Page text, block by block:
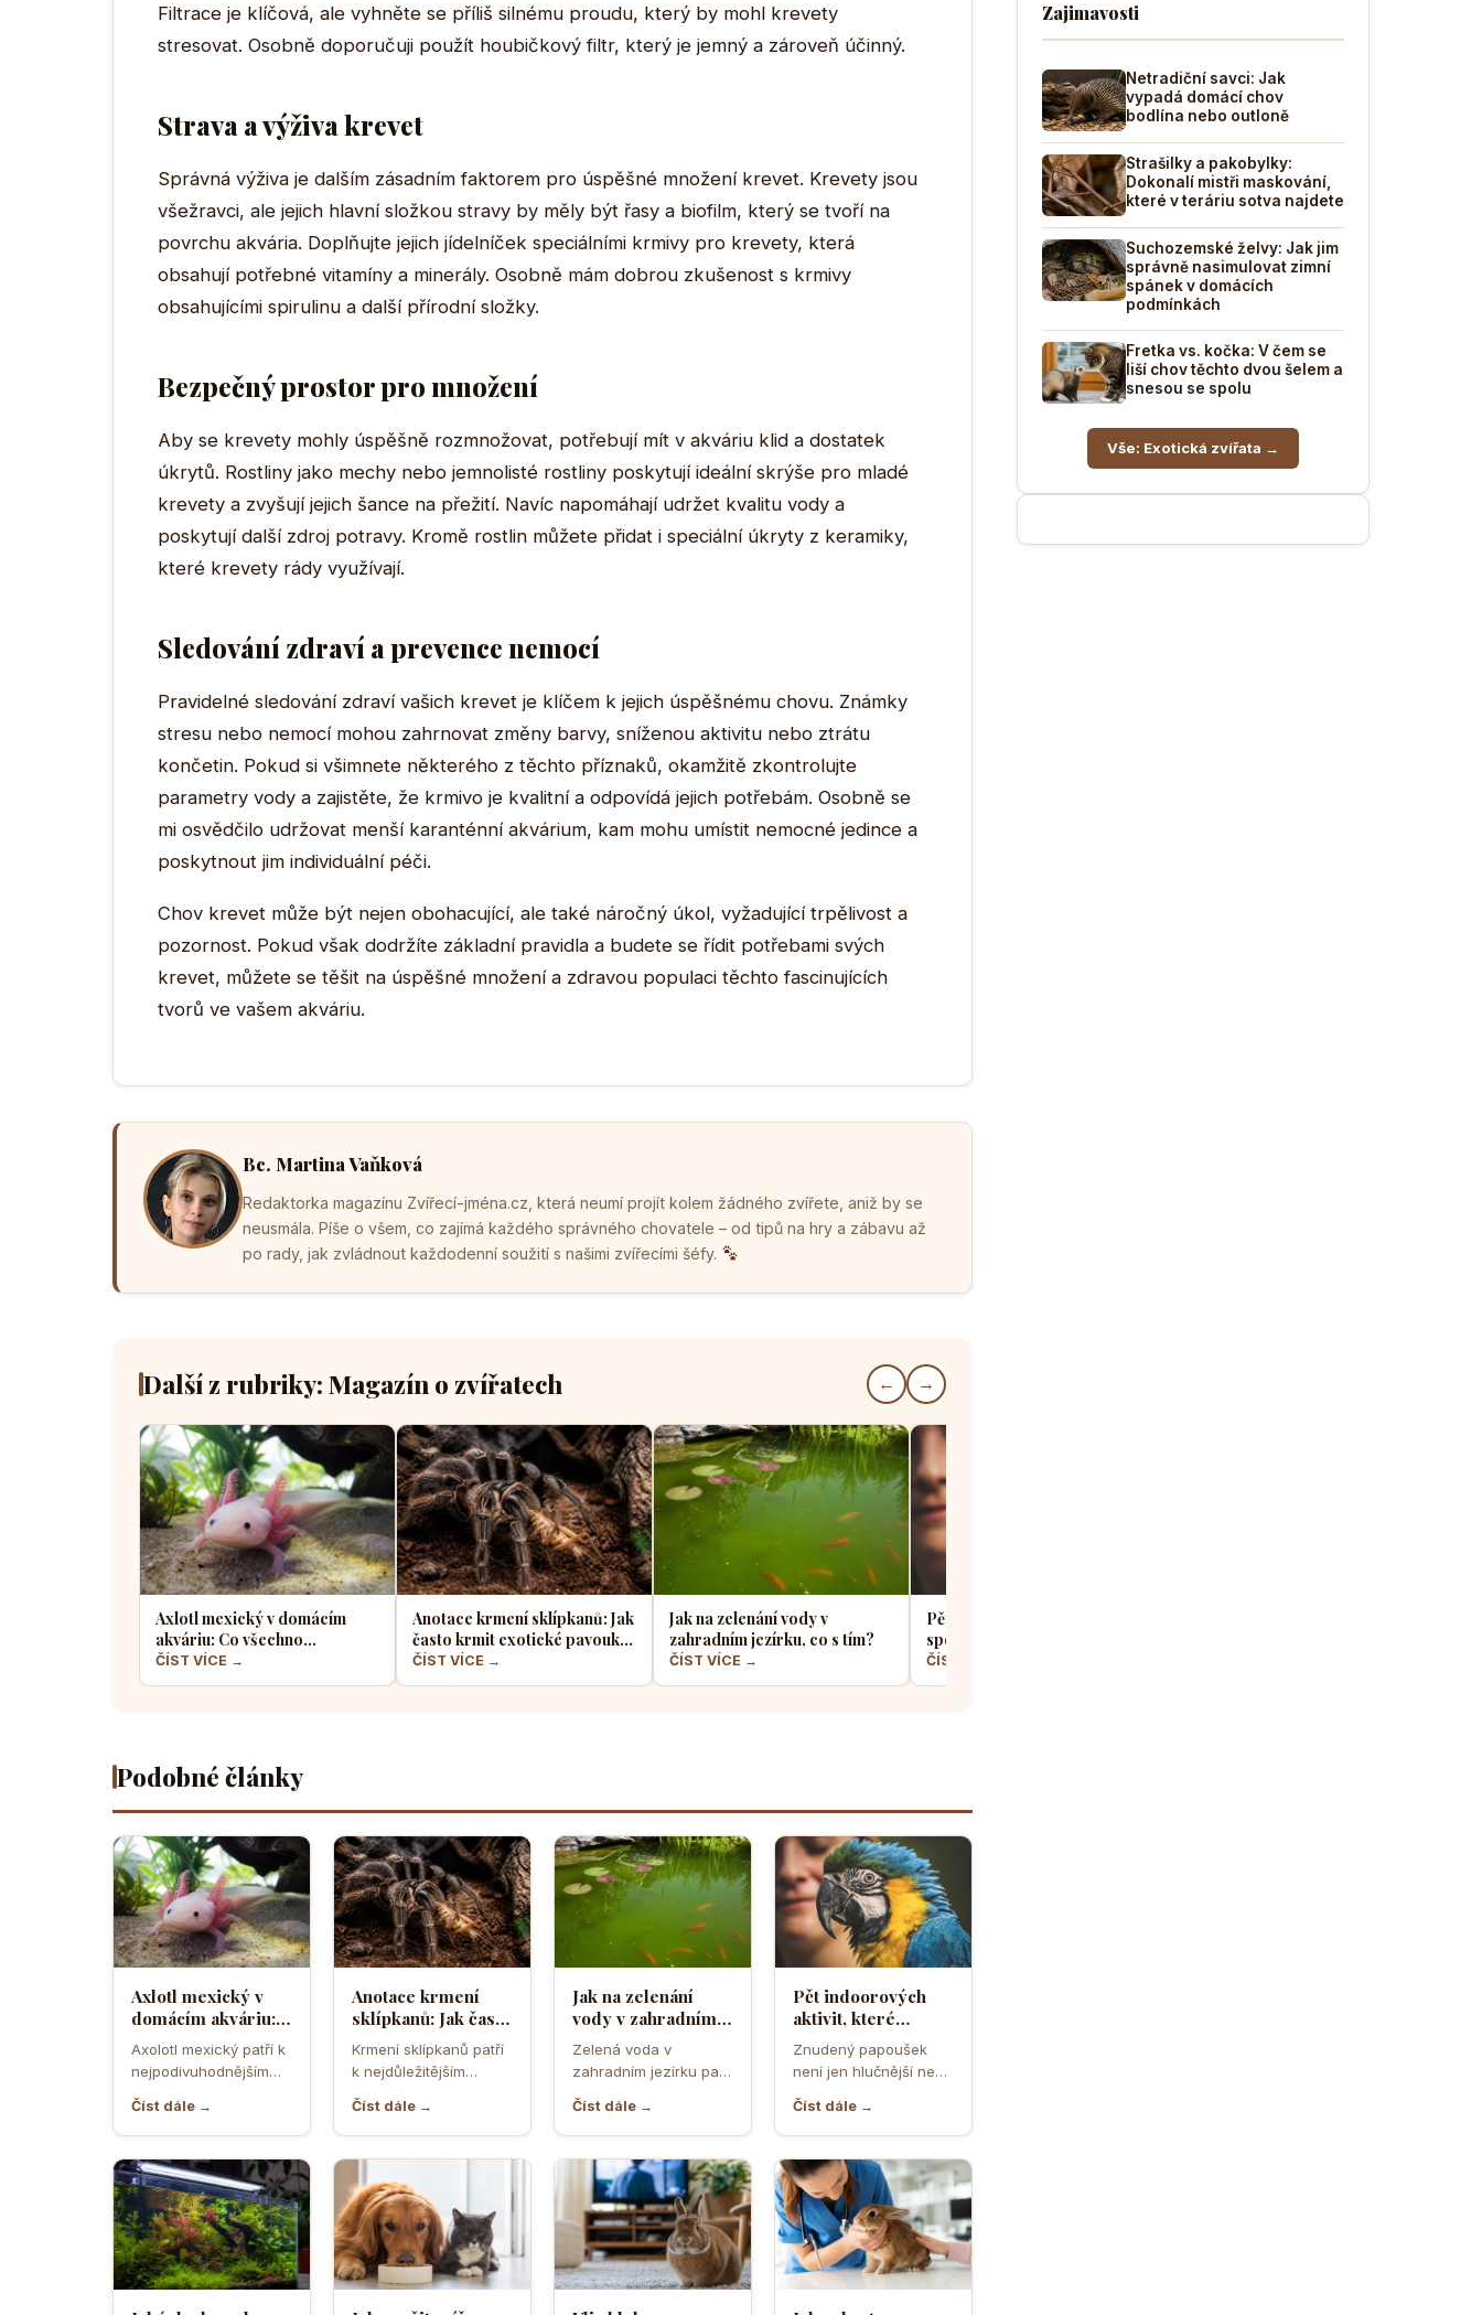
Filtrace je klíčová, ale vyhněte se příliš silnému proudu, který by mohl krevety
stresovat. Osobně doporučuji použít houbičkový filtr, který je jemný a zároveň účinný.
Strava a výživa krevet
Správná výživa je dalším zásadním faktorem pro úspěšné množení krevet. Krevety jsou
všežravci, ale jejich hlavní složkou stravy by měly být řasy a biofilm, který se tvoří na
povrchu akvária. Doplňujte jejich jídelníček speciálními krmivy pro krevety, která
obsahují potřebné vitamíny a minerály. Osobně mám dobrou zkušenost s krmivy
obsahujícími spirulinu a další přírodní složky.
Bezpečný prostor pro množení
Aby se krevety mohly úspěšně rozmnožovat, potřebují mít v akváriu klid a dostatek
úkrytů. Rostliny jako mechy nebo jemnolisté rostliny poskytují ideální skrýše pro mladé
krevety a zvyšují jejich šance na přežití. Navíc napomáhají udržet kvalitu vody a
poskytují další zdroj potravy. Kromě rostlin můžete přidat i speciální úkryty z keramiky,
které krevety rády využívají.
Sledování zdraví a prevence nemocí
Pravidelné sledování zdraví vašich krevet je klíčem k jejich úspěšnému chovu. Známky
stresu nebo nemocí mohou zahrnovat změny barvy, sníženou aktivitu nebo ztrátu
končetin. Pokud si všimnete některého z těchto příznaků, okamžitě zkontrolujte
parametry vody a zajistěte, že krmivo je kvalitní a odpovídá jejich potřebám. Osobně se
mi osvědčilo udržovat menší karanténní akvárium, kam mohu umístit nemocné jedince a
poskytnout jim individuální péči.
Chov krevet může být nejen obohacující, ale také náročný úkol, vyžadující trpělivost a
pozornost. Pokud však dodržíte základní pravidla a budete se řídit potřebami svých
krevet, můžete se těšit na úspěšné množení a zdravou populaci těchto fascinujících
tvorů ve vašem akváriu.
Bc. Martina Vaňková
Redaktorka magazínu Zvířecí-jména.cz, která neumí projít kolem žádného zvířete, aniž by se
neusmála. Píše o všem, co zajímá každého správného chovatele – od tipů na hry a zábavu až
po rady, jak zvládnout každodenní soužití s našimi zvířecími šéfy.
Další z rubriky: Magazín o zvířatech ← →
Axlotl mexický v domácím
akváriu: Co všechno
potřebuje tento fascinující
vodní dráček
ČÍST VÍCE →
Anotace krmení sklípkanů: Jak
často krmit exotické pavouky
a jaký hmyz je nejvhodnější
ČÍST VÍCE →
Jak na zelenání vody v
zahradním jezírku, co s tím?
ČÍST VÍCE →
Pět indoorových aktivit, které
spolehlivě zabaví znuděného
papouška
ČÍST VÍCE →
Podobné články
Axlotl mexický v
domácím akváriu:
Co všechno
potřebuje tento
fascinující vodní
dráček
Axolotl mexický patří k
nejpodivuhodnějším
kdy dostali do
domácích akvárií. Na…
Číst dále →
Anotace krmení
sklípkanů: Jak často
krmit exotické
pavouky a jaký
hmyz je
nejvhodnější
Krmení sklípkanů patří
k nejdůležitějším
zároveň k oblasti, kde
začátečníci…
Číst dále →
Jak na zelenání
vody v zahradním
jezírku, co s tím?
Zelená voda v
zahradním jezírku patří
které umějí
znepříjemnit radost z…
Číst dále →
Pět indoorových
aktivit, které
spolehlivě zabaví
znuděného
papouška
Znudený papoušek
není jen hlučnější nebo
Dlouhá chvíle u něj
často vede…
Číst dále →
Zajimavosti
Netradiční savci: Jak
vypadá domácí chov
bodlína nebo outloně
Strašilky a pakobylky:
Dokonalí mistři maskování,
které v teráriu sotva najdete
Suchozemské želvy: Jak jim
správně nasimulovat zimní
spánek v domácích
podmínkách
Fretka vs. kočka: V čem se
liší chov těchto dvou šelem a
snesou se spolu
Vše: Exotická zvířata →